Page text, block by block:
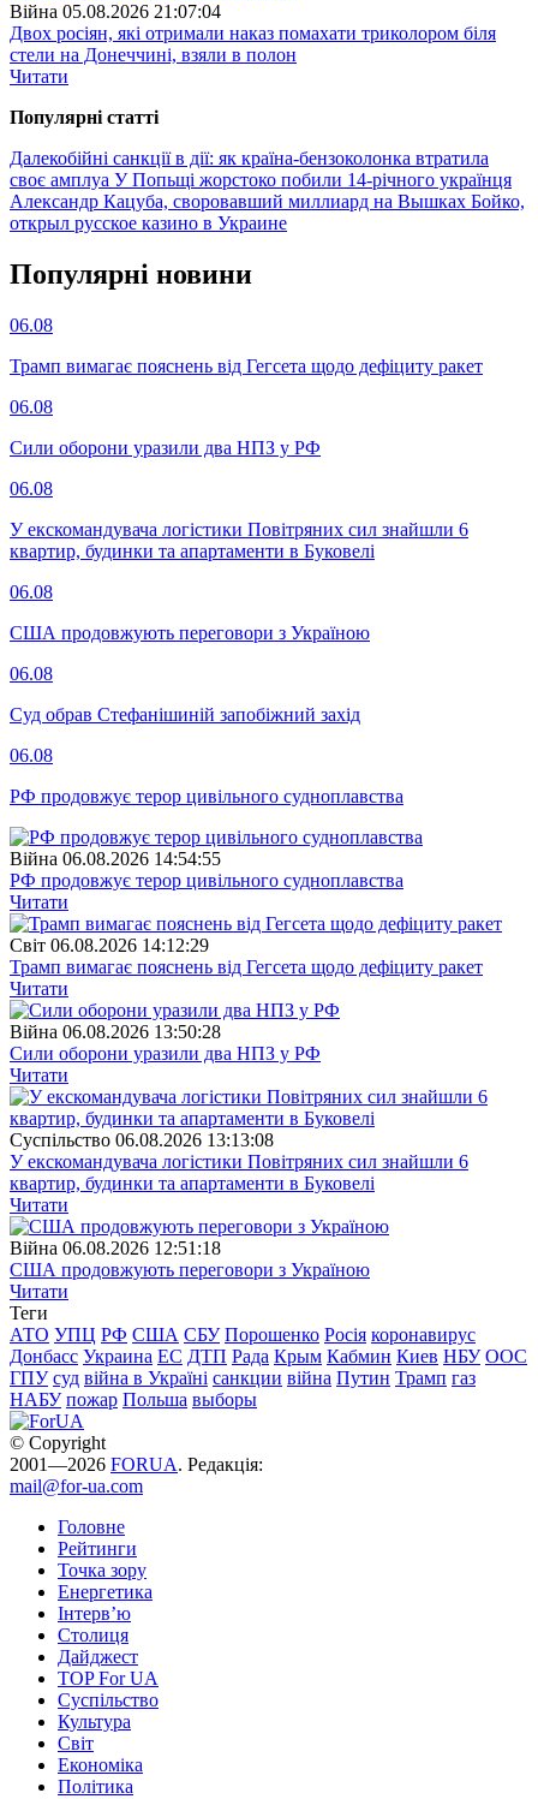
Війна 05.08.2026 21:07:04
Двох росіян, які отримали наказ помахати триколором біля
стели на Донеччині, взяли в полон
Читати
Популярнi статтi
Далекобійні санкції в дії: як країна-бензоколонка втратила
своє амплуа У Попьщі жорстоко побили 14-річного українця
Александр Кацуба, своровавший миллиард на Вышках Бойко,
открыл русское казино в Украине
Популярнi новини
06.08
Трамп вимагає пояснень від Гегсета щодо дефіциту ракет
06.08
Сили оборони уразили два НПЗ у РФ
06.08
У екскомандувача логістики Повітряних сил знайшли 6
квартир, будинки та апартаменти в Буковелі
06.08
США продовжують переговори з Україною
06.08
Суд обрав Стефанішиній запобіжний захід
06.08
РФ продовжує терор цивільного судноплавства
Війна 06.08.2026 14:54:55
РФ продовжує терор цивільного судноплавства
Читати
Свiт 06.08.2026 14:12:29
Трамп вимагає пояснень від Гегсета щодо дефіциту ракет
Читати
Війна 06.08.2026 13:50:28
Сили оборони уразили два НПЗ у РФ
Читати
Суспiльство 06.08.2026 13:13:08
У екскомандувача логістики Повітряних сил знайшли 6
квартир, будинки та апартаменти в Буковелі
Читати
Війна 06.08.2026 12:51:18
США продовжують переговори з Україною
Читати
Теги
АТО УПЦ РФ США СБУ Порошенко Росія коронавирус
Донбасс Украина ЕС ДТП Рада Крым Кабмин Киев НБУ ООС
ГПУ суд війна в Україні санкции війна Путин Трамп газ
НАБУ пожар Польша выборы
© Copyright
2001—2026 FORUA. Редакція:
mail@for-ua.com
Головне
Рейтинги
Точка зору
Енергетика
Інтерв’ю
Столиця
Дайджест
TOP For UA
Суспiльство
Культура
Світ
Економіка
Політика